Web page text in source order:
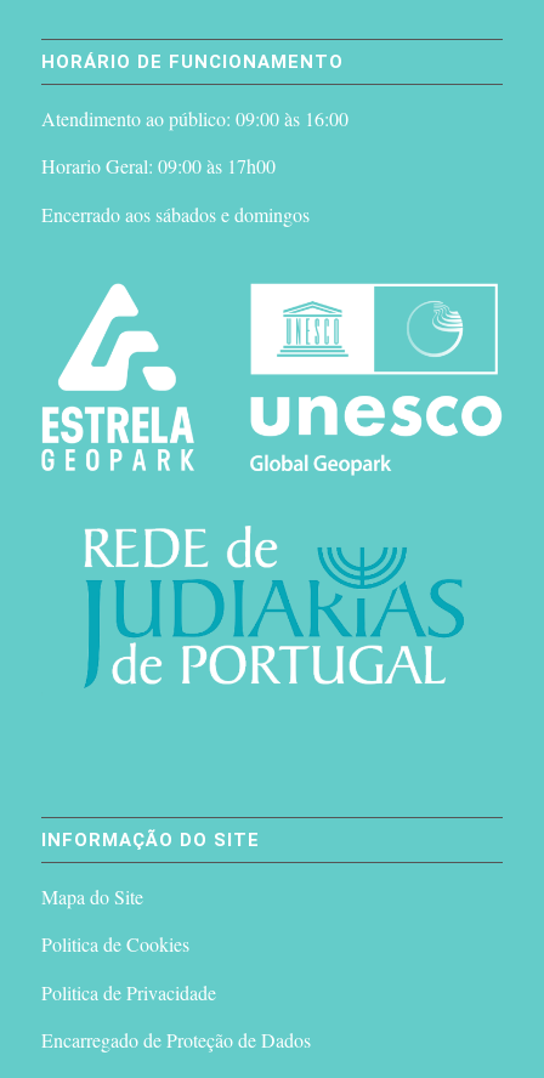
HORÁRIO DE FUNCIONAMENTO
Atendimento ao público: 09:00 às 16:00
Horario Geral: 09:00 às 17h00
Encerrado aos sábados e domingos
INFORMAÇÃO DO SITE
Mapa do Site
Politica de Cookies
Politica de Privacidade
Encarregado de Proteção de Dados